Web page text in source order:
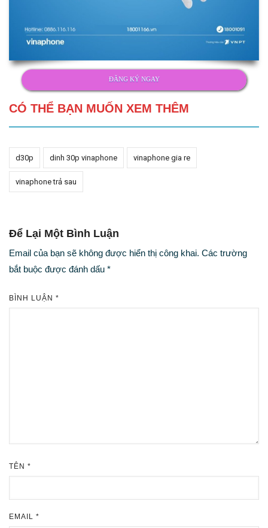
ĐĂNG KÝ NGAY
CÓ THỂ BẠN MUỐN XEM THÊM
d30p dinh 30p vinaphone vinaphone gia re
vinaphone trả sau
Để Lại Một Bình Luận
Email của bạn sẽ không được hiển thị công khai. Các trường
bắt buộc được đánh dấu *
BÌNH LUẬN *
TÊN *
EMAIL *